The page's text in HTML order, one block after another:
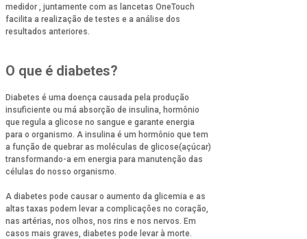
medidor , juntamente com as lancetas OneTouch
facilita a realização de testes e a análise dos
resultados anteriores.
O que é diabetes?
Diabetes é uma doença causada pela produção
insuficiente ou má absorção de insulina, hormônio
que regula a glicose no sangue e garante energia
para o organismo. A insulina é um hormônio que tem
a função de quebrar as moléculas de glicose(açúcar)
transformando-a em energia para manutenção das
células do nosso organismo.
A diabetes pode causar o aumento da glicemia e as
altas taxas podem levar a complicações no coração,
nas artérias, nos olhos, nos rins e nos nervos. Em
casos mais graves, diabetes pode levar à morte.